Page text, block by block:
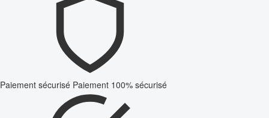
Paiement sécurisé Paiement 100% sécurisé